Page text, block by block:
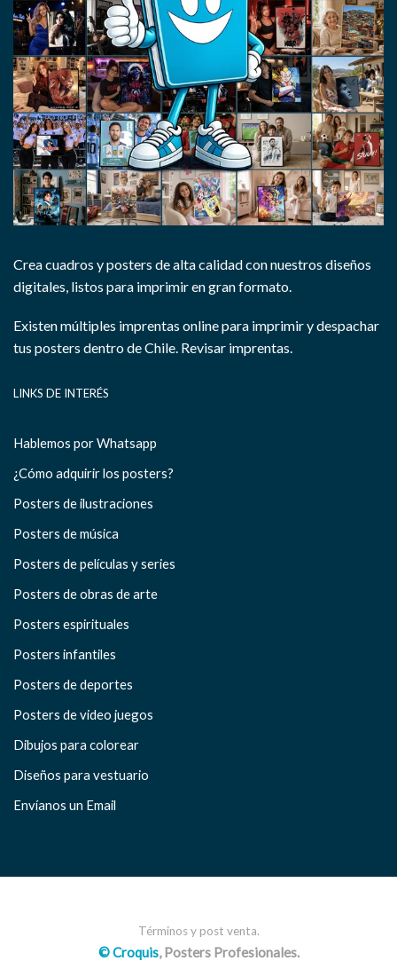
Crea cuadros y posters de alta calidad con nuestros diseños
digitales, listos para imprimir en gran formato.
Existen múltiples imprentas online para imprimir y despachar
tus posters dentro de Chile. Revisar imprentas.
LINKS DE INTERÉS
Hablemos por Whatsapp
¿Cómo adquirir los posters?
Posters de ilustraciones
Posters de música
Posters de películas y series
Posters de obras de arte
Posters espirituales
Posters infantiles
Posters de deportes
Posters de video juegos
Dibujos para colorear
Diseños para vestuario
Envíanos un Email
Términos y post venta.
© Croquis, Posters Profesionales.